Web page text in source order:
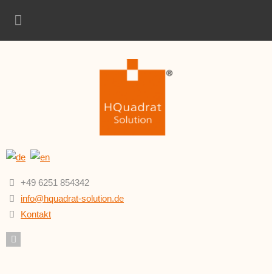
+49 6251 854342
info@hquadrat-solution.de
Kontakt